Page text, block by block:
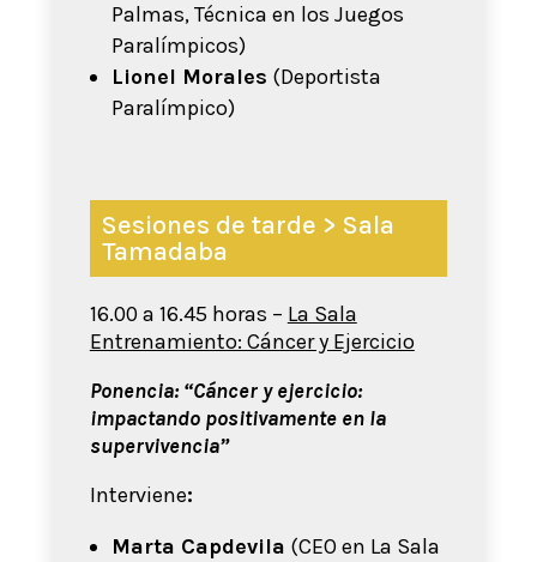
Palmas, Técnica en los Juegos
Paralímpicos)
Lionel Morales (Deportista
Paralímpico)
Sesiones de tarde > Sala
Tamadaba
16.00 a 16.45 horas – La Sala
Entrenamiento: Cáncer y Ejercicio
Ponencia: “Cáncer y ejercicio:
impactando positivamente en la
supervivencia”
Interviene:
Marta Capdevila (CEO en La Sala